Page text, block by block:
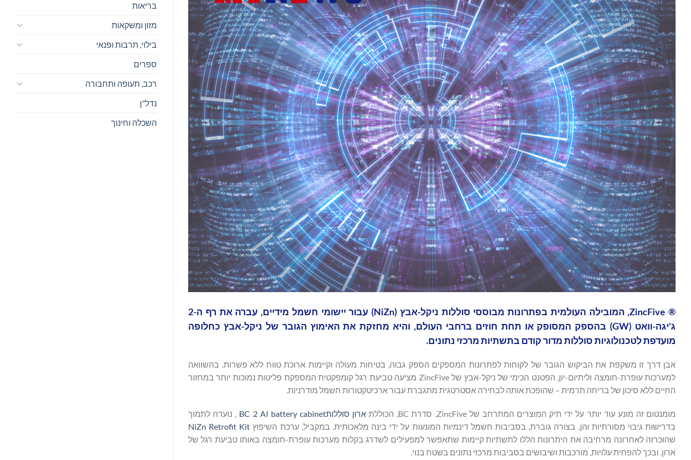
® ZincFive, המובילה העולמית בפתרונות מבוססי סוללות ניקל-אבץ (NiZn) עבור יישומי חשמל מידיים, עברה את רף ה-2
ג'יגה-וואט (GW) בהספק המסופק או תחת חוזים ברחבי העולם, והיא מחזקת את האימוץ הגובר של ניקל-אבץ כחלופה
מועדפת לטכנולוגיות סוללות מדור קודם בתשתיות מרכזי נתונים.
אבן דרך זו משקפת את הביקוש הגובר של לקוחות לפתרונות המספקים הספק גבוה, בטיחות מעולה וקיימות ארוכת טווח ללא פשרות. בהשוואה
למערכות עופרת-חומצה וליתיום-יון, הפטנט הכימי של ניקל-אבץ של ZincFive מציעה טביעת רגל קומפקטית המספקת פליטות נמוכות יותר במחזור
החיים ללא סיכון של בריחה תרמית – שהופכת אותה לבחירה אסטרטגית מתגברת עבור ארכיטקטורות חשמל מודרניות.
מומנטום זה מונע עוד יותר על ידי תיק המוצרים המתרחב של ZincFive. סדרת BC, הכוללת ארון סוללותBC 2 AI battery cabinet , נועדה לתמוך
בדרישות גיבוי מסורתיות והן, בצורה גוברת, בסביבות חשמל דינמיות המונעות על ידי בינה מלאכותית. במקביל, ערכת השיפוץ NiZn Retrofit Kit
שהוכרזה לאחרונה מרחיבה את היתרונות הללו לתשתיות קיימות שתאפשר למפעילים לשדרג בקלות מערכות עופרת-חומצה באותו טביעת רגל של
ארון. ובכך להפחית עלויות, מורכבות ושיבושים בסביבות מרכזי נתונים בשטח בנוי.
בריאות
מזון ומשקאות
בילוי, תרבות ופנאי
ספרים
רכב, תעופה ותחבורה
נדל"ן
השכלה וחינוך